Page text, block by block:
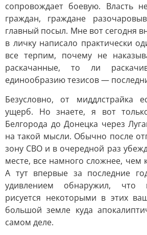
сопровождает боевую. Власть
граждан, граждане
главный посыл. Мне вот сегодня
в личку написало практически
все терпим, почему не
раскачанные, то ли
единообразию тезисов —
Безусловно, от миддлстрайка
ущерб. Но знаете, я вот
Белгорода до Донецка через
на такой мысли. Обычно после
зону СВО и в очередной раз
месте, все намного сложнее, чем
А тут впервые за последние
удивлением обнаружил, что
рисуется некоторыми в этих
большой земле куда
самом деле.